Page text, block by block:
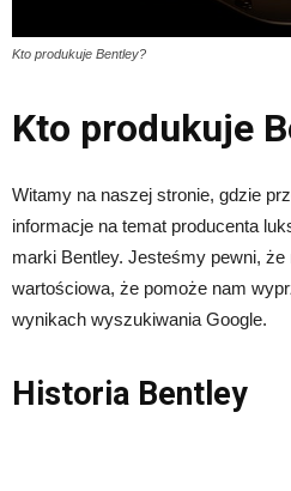
Kto produkuje Bentley?
Kto produkuje
Witamy na naszej stronie, gdzie
informacje na temat producenta
marki Bentley. Jesteśmy pewni,
wartościowa, że pomoże nam
wynikach wyszukiwania Google.
Historia Bentley